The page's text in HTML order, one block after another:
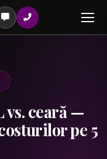
serviciile noastre
vs. ceară —
pe 5
laser ×
242 lei. O singura